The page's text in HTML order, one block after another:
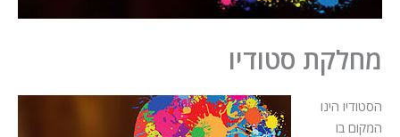
מחלקת סטודיו
הסטודיו הינו
המקום בו